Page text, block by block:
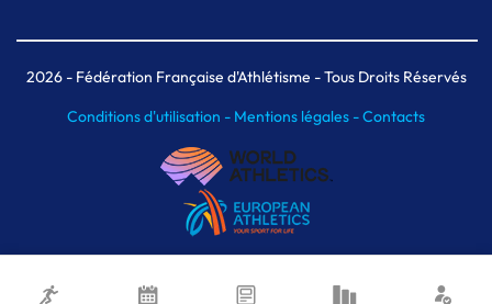
Meeting de Paris indoor
MAIF Ekiden de Paris
2026- Fédération Française d'Athlétisme - Tous Droits Réservés
Conditions d'utilisation - Mentions légales -Contacts